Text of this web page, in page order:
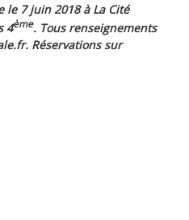
le 7 juin 2018 à La Cité
4ème. Tous renseignements
Réservations sur